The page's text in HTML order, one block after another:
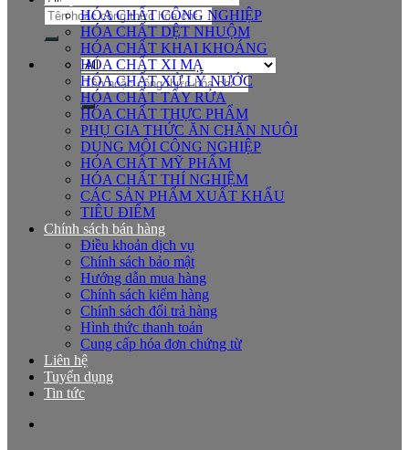
Tìm
kiếm:
Tìm
kiếm:
HÓA CHẤT CÔNG NGHIỆP
HÓA CHẤT DỆT NHUỘM
HÓA CHẤT KHAI KHOÁNG
HÓA CHẤT XI MẠ
HÓA CHẤT XỬ LÝ NƯỚC
HÓA CHẤT TẨY RỬA
HÓA CHẤT THỰC PHẨM
PHỤ GIA THỨC ĂN CHĂN NUÔI
DUNG MÔI CÔNG NGHIỆP
HÓA CHẤT MỸ PHẨM
HÓA CHẤT THÍ NGHIỆM
CÁC SẢN PHẨM XUẤT KHẨU
TIÊU ĐIỂM
Chính sách bán hàng
Điều khoản dịch vụ
Chính sách bảo mật
Hướng dẫn mua hàng
Chính sách kiểm hàng
Chính sách đổi trả hàng
Hình thức thanh toán
Cung cấp hóa đơn chứng từ
Liên hệ
Tuyển dụng
Tin tức